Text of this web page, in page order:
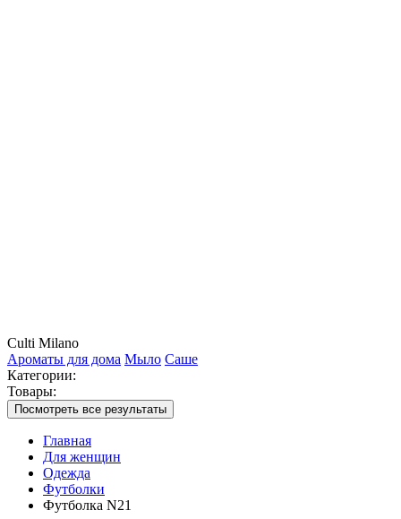
Culti Milano
Ароматы для дома Мыло Саше
Категории:
Товары:
Посмотреть все результаты
Главная
Для женщин
Одежда
Футболки
Футболка N21